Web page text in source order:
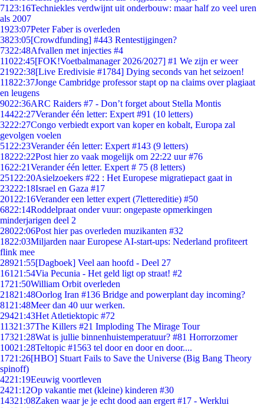
71 23:16Techniekles verdwijnt uit onderbouw: maar half zo veel uren
als 2007
1923:07Peter Faber is overleden
3823:05[Crowdfunding] #443 Rentestijgingen?
7322:48Afvallen met injecties #4
11022:45[FOK!Voetbalmanager 2026/2027] #1 We zijn er weer
21922:38[Live Eredivisie #1784] Dying seconds van het seizoen!
11822:37Jonge Cambridge professor stapt op na claims over plagiaat
en leugens
9022:36ARC Raiders #7 - Don’t forget about Stella Montis
14422:27Verander één letter: Expert #91 (10 letters)
3222:27Congo verbiedt export van koper en kobalt, Europa zal
gevolgen voelen
51 22:23Verander één letter: Expert #143 (9 letters)
18222:22Post hier zo vaak mogelijk om 22:22 uur #76
1622:21Verander één letter. Expert # 75 (8 letters)
251 22:20Asielzoekers #22 : Het Europese migratiepact gaat in
23222:18Israel en Gaza #17
201 22:16Verander een letter expert (7lettereditie) #50
6822:14Roddelpraat onder vuur: ongepaste opmerkingen
minderjarigen deel 2
28022:06Post hier pas overleden muzikanten #32
1822:03Miljarden naar Europese AI-start-ups: Nederland profiteert
flink mee
28921:55[Dagboek] Veel aan hoofd - Deel 27
161 21:54Via Pecunia - Het geld ligt op straat! #2
1721:50William Orbit overleden
21821:48Oorlog Iran #136 Bridge and powerplant day incoming?
81 21:48Meer dan 40 uur werken.
29421:43Het Atletiektopic #72
11321:37The Killers #21 Imploding The Mirage Tour
17321:28Wat is jullie binnenhuistemperatuur? #81 Horrorzomer
10021:28Teltopic #1563 tel door en door en door....
1721:26[HBO] Stuart Fails to Save the Universe (Big Bang Theory
spinoff)
4221:19Eeuwig voortleven
2421:12Op vakantie met (kleine) kinderen #30
14321:08Zaken waar je je echt dood aan ergert #17 - Werklui